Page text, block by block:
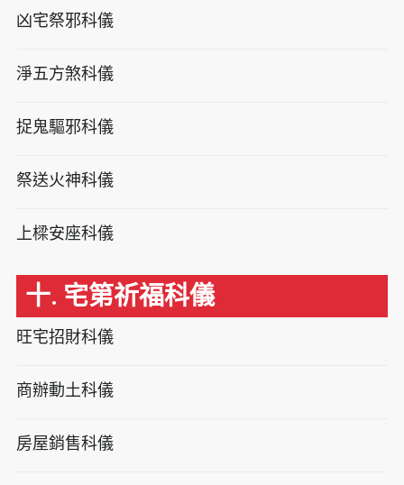
凶宅祭邪科儀
淨五方煞科儀
捉鬼驅邪科儀
祭送火神科儀
上樑安座科儀
十. 宅第祈福科儀
旺宅招財科儀
商辦動土科儀
房屋銷售科儀